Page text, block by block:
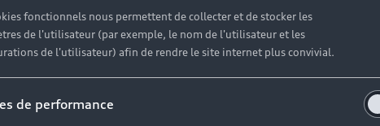
fonctionnels nous permettent de collecter et de stocker les
de l'utilisateur (par exemple, le nom de l'utilisateur et les
de l'utilisateur) afin de rendre le site internet plus convivial.
de performance
fonctionnant
la journée,